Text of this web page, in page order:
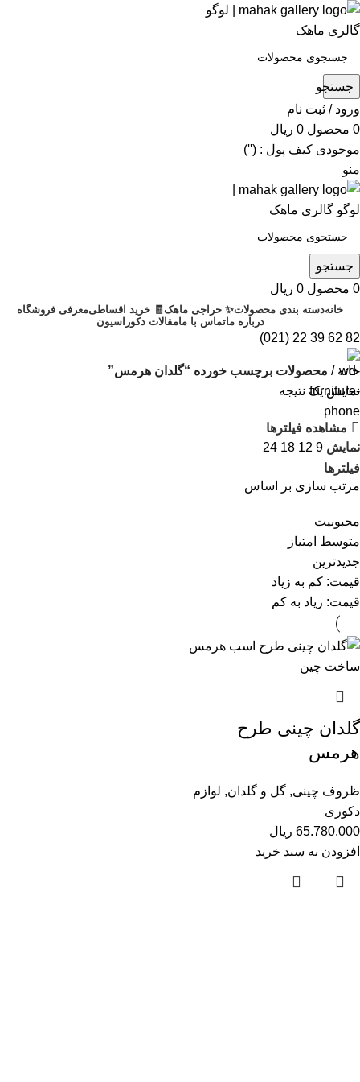
جستجو
ورود / ثبت نام
0 محصول 0 ریال
موجودی کیف پول : ('')
منو
جستجو
0 محصول 0 ریال
خانهدسته بندی محصولات✨ حراجی ماهک 🧾 خرید اقساطیمعرفی فروشگاه
درباره ماتماس با مامقالات دکوراسیون
82 62 39 22 (021)
خانه
محصولات برچسب خورده “گلدان هرمس”
نمایش یک نتیجه
مشاهده فیلترها
نمایش 9
12
18
24
فیلترها
مرتب سازی بر اساس
محبوبیت
متوسط امتیاز
جدیدترین
قیمت: کم به زیاد
قیمت: زیاد به کم
گلدان چینی طرح
هرمس
ظروف چینی, گل و گلدان, لوازم
دکوری
65.780.000 ریال
افزودن به سبد خرید